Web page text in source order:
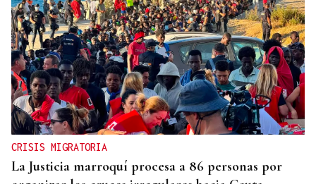
CRISIS MIGRATORIA
La Justicia marroquí procesa a 86 personas por